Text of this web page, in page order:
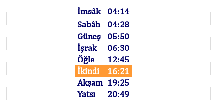
İmsâk
04:14
Sabâh
04:28
Güneş
05:50
İşrak
06:30
Öğle
12:45
İkindi
16:21
Akşam 19:25
Yatsı
20:49